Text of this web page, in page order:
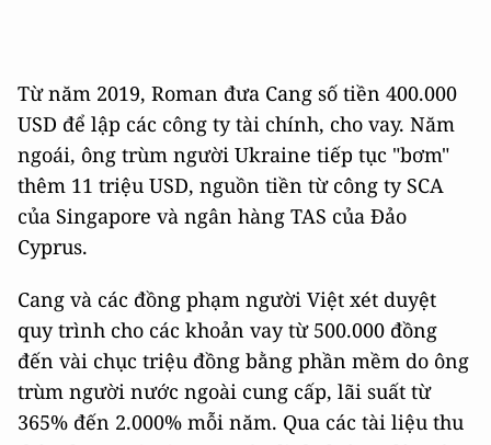
Từ năm 2019, Roman đưa Cang số tiền 400.000
USD để lập các công ty tài chính, cho vay. Năm
ngoái, ông trùm người Ukraine tiếp tục "bơm"
thêm 11 triệu USD, nguồn tiền từ công ty SCA
của Singapore và ngân hàng TAS của Đảo
Cyprus.
Cang và các đồng phạm người Việt xét duyệt
quy trình cho các khoản vay từ 500.000 đồng
đến vài chục triệu đồng bằng phần mềm do ông
trùm người nước ngoài cung cấp, lãi suất từ
365% đến 2.000% mỗi năm. Qua các tài liệu thu